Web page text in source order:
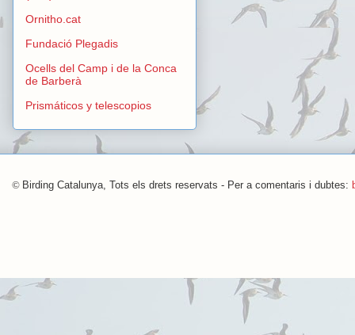
Ornitho.cat
Fundació Plegadis
Ocells del Camp i de la Conca
de Barberà
Prismáticos y telescopios
© Birding Catalunya, Tots els drets reservats - Per a comentaris i dubtes: